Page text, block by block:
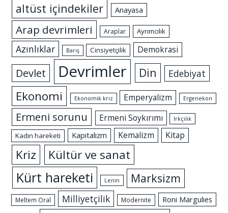
altüst içindekiler
Anayasa
Arap devrimleri Araplar Ayrımcılık
Azınlıklar Barış Cinsiyetçilik Demokrasi
Devlet Devrimler Din Edebiyat
Ekonomi Ekonomik kriz Emperyalizm Ergenekon
Ermeni sorunu Ermeni Soykırımı Irkçılık
Kadın hareketi Kapitalizm Kemalizm Kitap
Kriz Kültür ve sanat
Kürt hareketi Lenin Marksizm
Meltem Oral Milliyetçilik Modernite Roni Margulies